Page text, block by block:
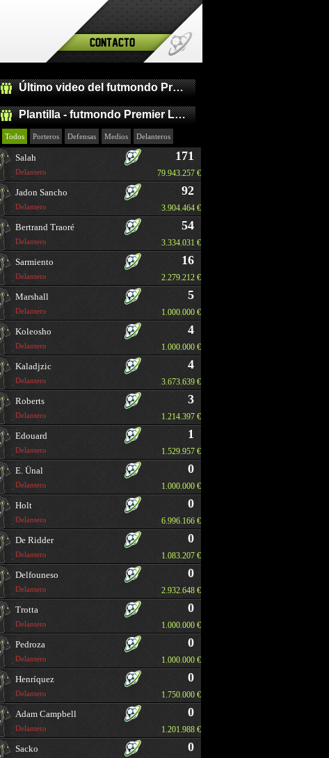
Contacto
Último video del futmondo Premier League
Plantilla - futmondo Premier League
Todos Porteros Defensas Medios Delanteros
Salah
Delantero
171
79.943.257 €
Jadon Sancho
Delantero
92
3.904.464 €
Bertrand Traoré
Delantero
54
3.334.031 €
Sarmiento
Delantero
16
2.279.212 €
Marshall
Delantero
5
1.000.000 €
Koleosho
Delantero
4
1.000.000 €
Kaladjzic
Delantero
4
3.673.639 €
Roberts
Delantero
3
1.214.397 €
Edouard
Delantero
1
1.529.957 €
E. Ünal
Delantero
0
1.000.000 €
Holt
Delantero
0
6.996.166 €
De Ridder
Delantero
0
1.083.207 €
Delfouneso
Delantero
0
2.932.648 €
Trotta
Delantero
0
1.000.000 €
Pedroza
Delantero
0
1.000.000 €
Henríquez
Delantero
0
1.750.000 €
Adam Campbell
Delantero
0
1.201.988 €
Sacko 0